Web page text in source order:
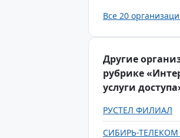
Все 20
Другие
рубрике
услуги
РУСТЕЛ ФИЛИАЛ
СИБИРЬ-